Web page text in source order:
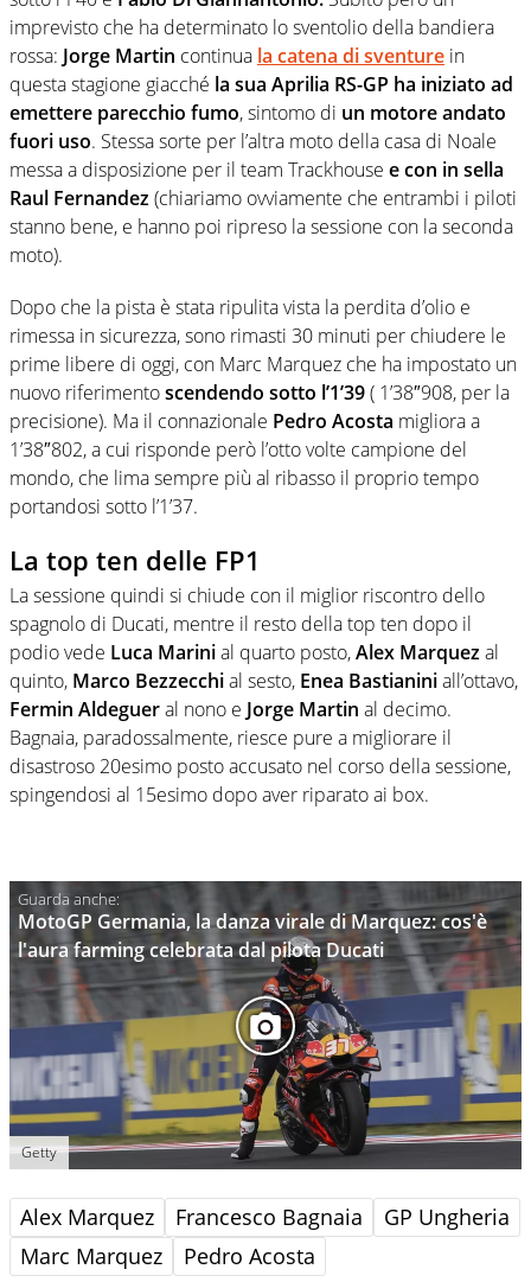
imprevisto che ha determinato lo sventolio della bandiera
rossa: Jorge Martin continua la catena di sventure in
questa stagione giacché la sua Aprilia RS-GP ha iniziato ad
emettere parecchio fumo, sintomo di un motore andato
fuori uso. Stessa sorte per l’altra moto della casa di Noale
messa a disposizione per il team Trackhouse e con in sella
Raul Fernandez(chiariamo ovviamente che entrambi i piloti
stanno bene, e hanno poi ripreso la sessione con la seconda
moto).
Dopo che la pista è stata ripulita vista la perdita d’olio e
rimessa in sicurezza, sono rimasti 30 minuti per chiudere le
prime libere di oggi, con Marc Marquez che ha impostato un
nuovo riferimentoscendendo sotto l’1’39( 1’38″908, per la
precisione). Ma il connazionale Pedro Acosta migliora a
1’38″802, a cui risponde però l’otto volte campione del
mondo, che lima sempre più al ribasso il proprio tempo
portandosi sotto l’1’37.
La top ten delle FP1
La sessione quindi si chiude con il miglior riscontro dello
spagnolo di Ducati, mentre il resto della top ten dopo il
podio vede Luca Marinial quarto posto,Alex Marquezal
quinto, Marco Bezzecchial sesto, Enea Bastianiniall’ottavo,
Fermin Aldegueral nono e Jorge Martin al decimo.
Bagnaia, paradossalmente, riesce pure a migliorare il
disastroso 20esimo posto accusato nel corso della sessione,
spingendosi al 15esimo dopo aver riparato ai box.
MotoGP Germania, la danza virale di Marquez: cos'è
l'aura farming celebrata dal pilota Ducati
Getty
Alex Marquez Francesco Bagnaia
GP Ungheria
Marc Marquez
Pedro Acosta